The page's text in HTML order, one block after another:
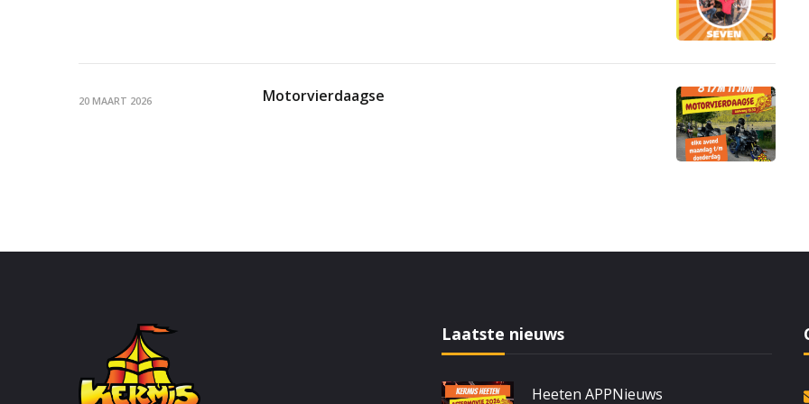
20 MAART 2026 Motorvierdaagse
Laatste nieuws
Heeten APPNieuws